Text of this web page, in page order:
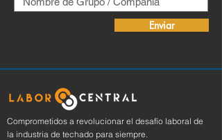
Enviar
Comprometidos a revolucionar el desafío laboral de
la industria de techado para siempre.